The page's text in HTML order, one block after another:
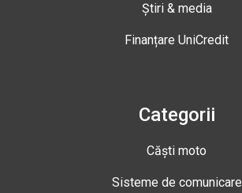
Știri & media
Finanțare UniCredit
Categorii
Căști moto
Sisteme de comunicare